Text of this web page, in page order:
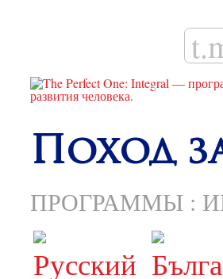
Поход
ПРОГРАММЫ :